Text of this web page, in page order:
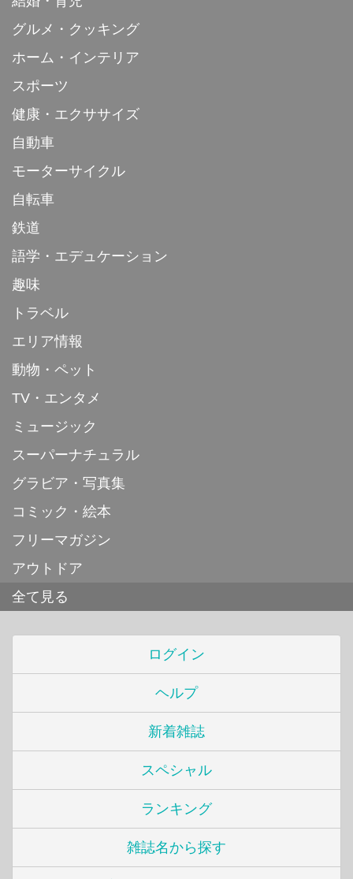
グルメ・クッキング
ホーム・インテリア
スポーツ
健康・エクササイズ
自動車
モーターサイクル
自転車
鉄道
語学・エデュケーション
趣味
トラベル
エリア情報
動物・ペット
TV・エンタメ
ミュージック
スーパーナチュラル
グラビア・写真集
コミック・絵本
フリーマガジン
アウトドア
全て見る
ログイン
ヘルプ
新着雑誌
スペシャル
ランキング
雑誌名から探す